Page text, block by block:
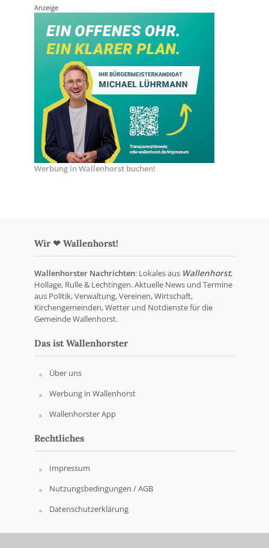
Anzeige
Werbung in Wallenhorst buchen!
Wir ❤ Wallenhorst!
Wallenhorster Nachrichten: Lokales aus Wallenhorst,
Hollage, Rulle & Lechtingen. Aktuelle News und Termine
aus Politik, Verwaltung, Vereinen, Wirtschaft,
Kirchengemeinden, Wetter und Notdienste für die
Gemeinde Wallenhorst.
Das ist Wallenhorster
Über uns
Werbung in Wallenhorst
Wallenhorster App
Rechtliches
Impressum
Nutzungsbedingungen / AGB
Datenschutzerklärung